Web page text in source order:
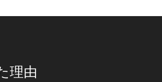
理由